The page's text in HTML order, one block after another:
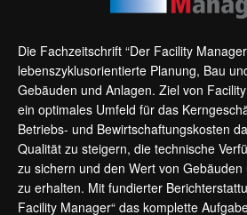
Die Fachzeitschrift “Der Facility
lebenszyklusorientierte Planung, Bau
Gebäuden und Anlagen. Ziel von
ein optimales Umfeld für das
Betriebs- und Bewirtschaftungskosten
Qualität zu steigern, die technische
zu sichern und den Wert von
zu erhalten. Mit fundierter
Facility Manager“ das komplette